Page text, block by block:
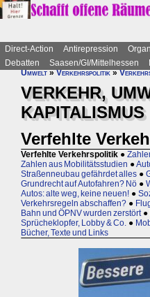
Direct-Action Antirepression
Debatten
Saasen/GI/Mittelhessen
Umwelt»Verkehrspolitik»
VERKEHR,
KAPITALISMUS
Verfehlte
Verfehlte Verkehrspolitik ●
Zahlen aus Mobilitätsstudien ●
Straßenneubau gefährdet alles ●
Grundrecht auf Autofahren? Nö ●
Autos: alte weg, keine neuen! ●
Verkehrsregeln abschaffen? ●
Bahn und ÖPNV wurden zerstört ●
Sprücheklopfer, Lobby & Co. ●
Bücher, Texte und Links